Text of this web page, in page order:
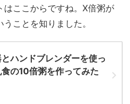
はここからですね。X倍粥が
ことを知りました。
ハンドブレンダーを使っ
の10倍粥を作ってみた